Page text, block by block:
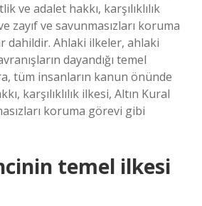
ve adalet hakkı, karşılıklılık
zayıf ve savunmasızları koruma
dahildir. Ahlaki ilkeler, ahlaki
dayandığı temel
tüm insanların kanun önünde
karşılıklılık ilkesi, Altın Kural
koruma görevi gibi
temel ilkesi